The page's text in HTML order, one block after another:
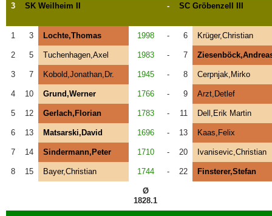
3 SK Weilheim II - SC Gröbenzell III
1 3 Lochte,Thomas 1998 - 6 Krüger,Christian
2 5 Tuchenhagen,Axel 1983 - 7
3 7 Kobold,Jonathan,Dr. 1945 - 8 Cerpnjak,Mirko
4 10 Grund,Werner 1766 - 9 Arzt,Detlef
5 12 Gerlach,Florian 1783 - 11 Dell,Erik Martin
6 13 Matsarski,David 1696 - 13 Kaas,Felix
7 14 Sindermann,Peter 1710 - 20 Ivanisevic,Christian
8 15 Bayer,Christian 1744 - 22 Finsterer,Stefan
Ø
1828.1